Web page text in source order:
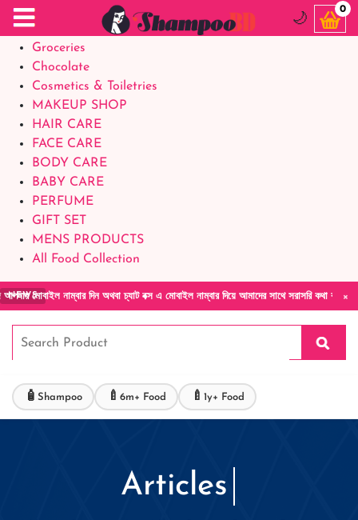
Food Supplements
Baby Foods
Groceries
Chocolate
Cosmetics & Toiletries
MAKEUP SHOP
HAIR CARE
FACE CARE
BODY CARE
BABY CARE
PERFUME
GIFT SET
MENS PRODUCTS
All Food Collection
×
NEWSদিন অথবা চ্যাট বক্স এ মোবাইল নাম্বার দিয়ে আমাদের সাথে সরাসরি কথা বলুন| আমাদের
🌙
0
🧴 Shampoo 🍼 6m+ Food 🍼 1y+ Food
Articles